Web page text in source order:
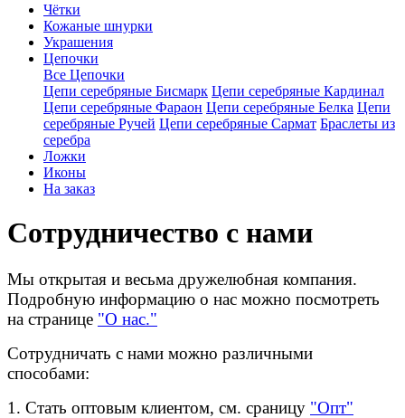
Чётки
Кожаные шнурки
Украшения
Цепочки
Все Цепочки
Цепи серебряные Бисмарк Цепи серебряные Кардинал
Цепи серебряные Фараон Цепи серебряные Белка Цепи
серебряные Ручей Цепи серебряные Сармат Браслеты из
серебра
Ложки
Иконы
На заказ
Сотрудничество с нами
Мы открытая и весьма дружелюбная компания.
Подробную информацию о нас можно посмотреть
на странице "О нас."
Сотрудничать с нами можно различными
способами:
1. Стать оптовым клиентом, см. сраницу "Опт"